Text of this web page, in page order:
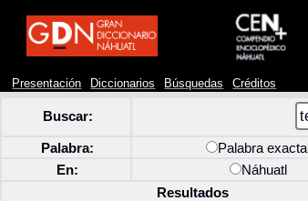
Presentación Diccionarios Búsquedas Créditos
Buscar:
Palabra: Palabra exacta
En:
Náhuatl
Resultados